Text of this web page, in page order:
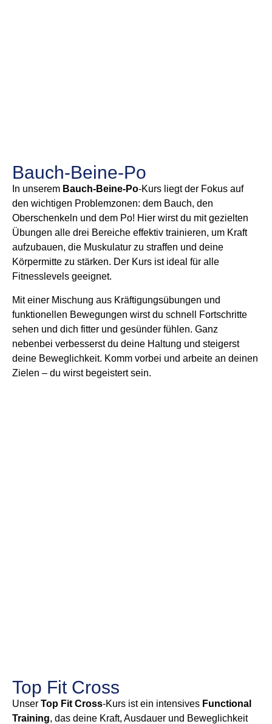
Bauch-Beine-Po
In unserem Bauch-Beine-Po-Kurs liegt der Fokus auf
den wichtigen Problemzonen: dem Bauch, den
Oberschenkeln und dem Po! Hier wirst du mit gezielten
Übungen alle drei Bereiche effektiv trainieren, um Kraft
aufzubauen, die Muskulatur zu straffen und deine
Körpermitte zu stärken. Der Kurs ist ideal für alle
Fitnesslevels geeignet.
Mit einer Mischung aus Kräftigungsübungen und
funktionellen Bewegungen wirst du schnell Fortschritte
sehen und dich fitter und gesünder fühlen. Ganz
nebenbei verbesserst du deine Haltung und steigerst
deine Beweglichkeit. Komm vorbei und arbeite an deinen
Zielen – du wirst begeistert sein.
Top Fit Cross
Unser Top Fit Cross-Kurs ist ein intensives Functional
Training, das deine Kraft, Ausdauer und Beweglichkeit